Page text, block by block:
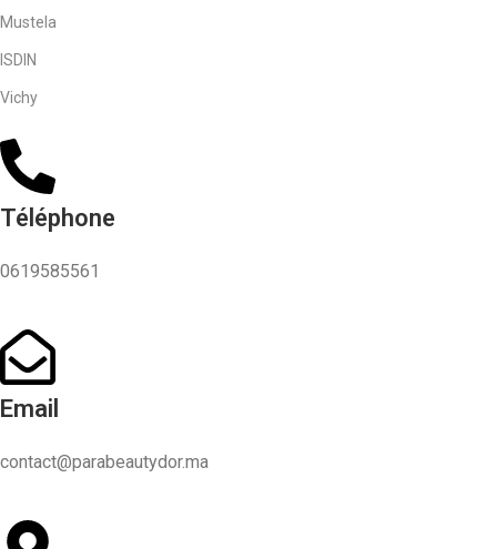
Mustela
ISDIN
Vichy
Téléphone
0619585561
Email
contact@parabeautydor.ma